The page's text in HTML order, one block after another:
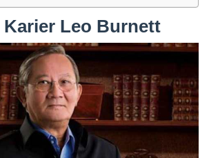
Karier Leo Burnett